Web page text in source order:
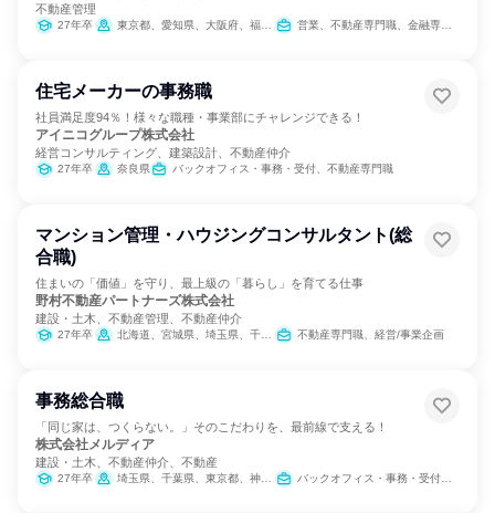
不動産管理
27年卒 東京都、愛知県、大阪府、福岡県 営業、不動産専門職、金融専門職、製造・生産工程、クリエイティブ/デザイン職、建築/土木/プラント専門職
住宅メーカーの事務職
社員満足度94％！様々な職種・事業部にチャレンジできる！
アイニコグループ株式会社
経営コンサルティング、建築設計、不動産仲介
27年卒 奈良県 バックオフィス・事務・受付、不動産専門職
マンション管理・ハウジングコンサルタント(総
合職)
住まいの「価値」を守り、最上級の「暮らし」を育てる仕事
野村不動産パートナーズ株式会社
建設・土木、不動産管理、不動産仲介
27年卒 北海道、宮城県、埼玉県、千葉県、東京都、神奈川県、愛知県、大阪府、福岡県 不動産専門職、経営/事業企画
事務総合職
「同じ家は、つくらない。」そのこだわりを、最前線で支える！
株式会社メルディア
建設・土木、不動産仲介、不動産
27年卒 埼玉県、千葉県、東京都、神奈川県、愛知県 バックオフィス・事務・受付、不動産専門職、経理/税務/財務、人事、総務、法務/知財、組織運営管理・公務員・事務系職種、営業、カスタマーサポート/コールセンター、経営/事業企画